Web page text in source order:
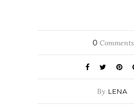
0 Comments
By LENA